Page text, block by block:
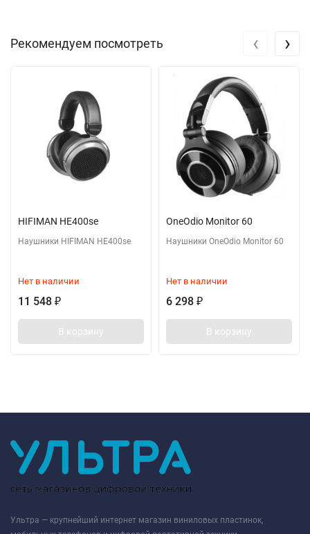
Рекомендуем посмотреть
HIFIMAN HE400se
Наушники HIFIMAN HE400se
Нет в наличии
11 548 ₽
В корзину
OneOdio Monitor 60
Наушники OneOdio Monitor 60
Нет в наличии
6 298 ₽
В корзину
‹ ›
Ультра — крупнейший интернет магазин виниловых пластинок,